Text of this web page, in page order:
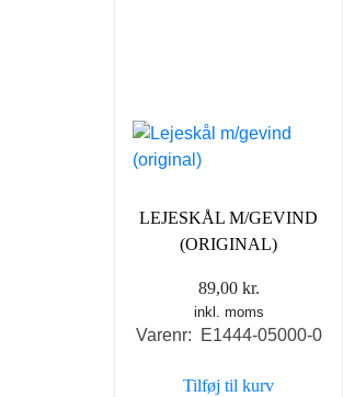
LEJESKÅL M/GEVIND
(ORIGINAL)
89,00 kr.
inkl. moms
Varenr: E1444-05000-0
Tilføj til kurv